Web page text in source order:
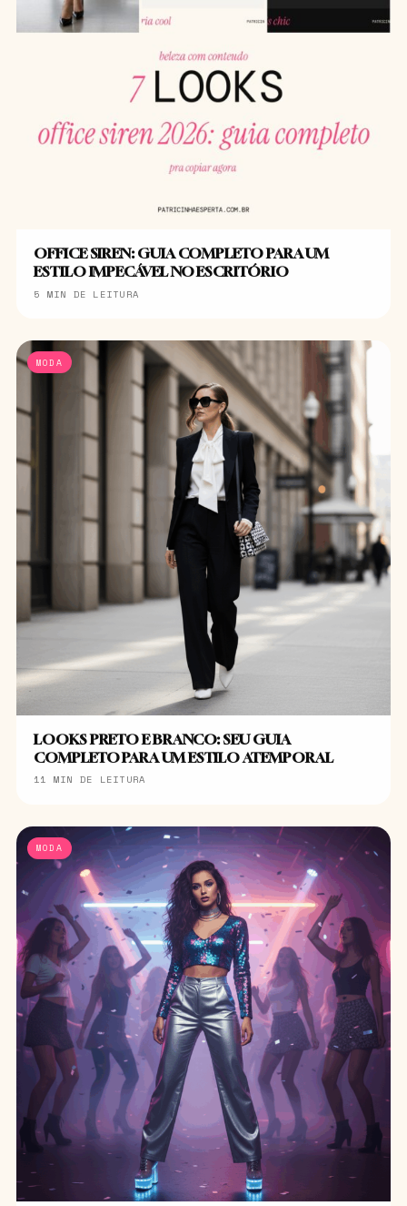
OFFICE SIREN: GUIA COMPLETO PARA UM
ESTILO IMPECÁVEL NO ESCRITÓRIO
5 MIN DE LEITURA
MODA
LOOKS PRETO E BRANCO: SEU GUIA
COMPLETO PARA UM ESTILO ATEMPORAL
11 MIN DE LEITURA
MODA